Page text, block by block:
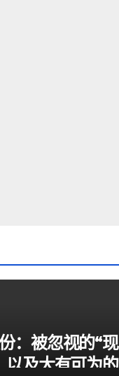
：被忽视的“现
以及大有可为的